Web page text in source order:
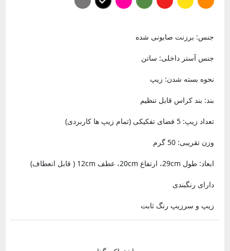
جنس: برزنت صابونی شده
جنس آستر داخلی: ساتن
نحوه بسته شدن: زیپ
بند: بند کراس قابل تنظیم
تعداد زیپ: 5 فضای تفکیکی (تمام زیپ ها کاربردی)
وزن تقریبی: 50 گرم
ابعاد: طول 29cm، ارتفاع 20cm، عطف 12cm ( قابل انعطاف)
دارای رنگبندی
زیپ و سرزیپ رنگ ثابت